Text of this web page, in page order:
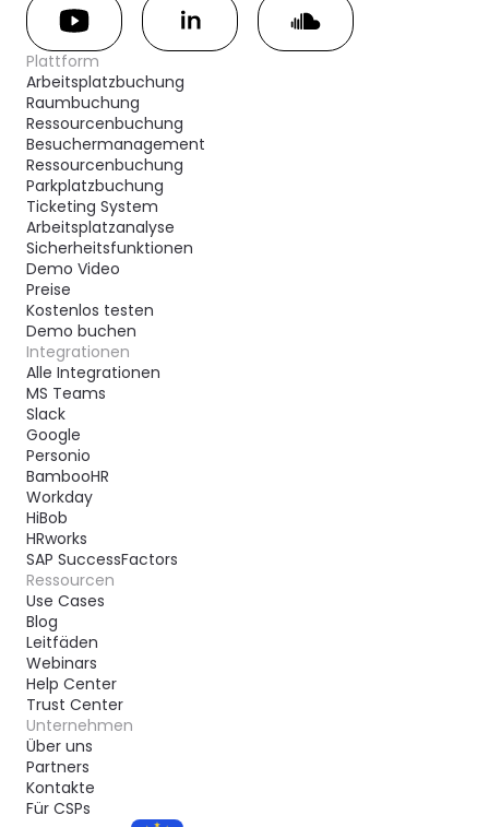
Plattform
Arbeitsplatzbuchung
Raumbuchung
Ressourcenbuchung
Besuchermanagement
Ressourcenbuchung
Parkplatzbuchung
Ticketing System
Arbeitsplatzanalyse
Sicherheitsfunktionen
Demo Video
Preise
Kostenlos testen
Demo buchen
Integrationen
Alle Integrationen
MS Teams
Slack
Google
Personio
BambooHR
Workday
HiBob
HRworks
SAP SuccessFactors
Ressourcen
Use Cases
Blog
Leitfäden
Webinars
Help Center
Trust Center
Unternehmen
Über uns
Partners
Kontakte
Für CSPs